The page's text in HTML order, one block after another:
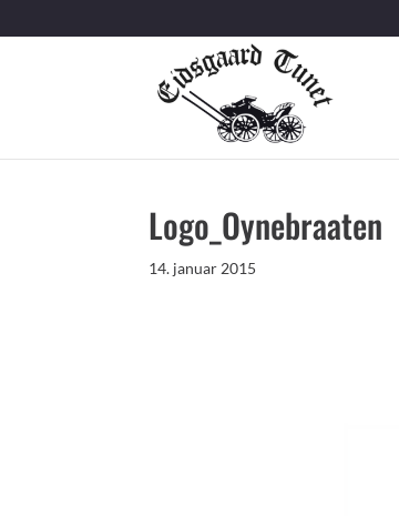
Logo_Oynebraaten
14. januar 2015